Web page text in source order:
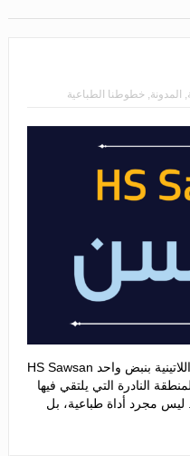
المدونة خطوطنا الطباعية
HS Sawsan | حيث تتحدث العربية واللاتينية بنبض واحد HS Sawsan
النادرة التي يلتقي فيها
مجرد أداة طباعية، بل